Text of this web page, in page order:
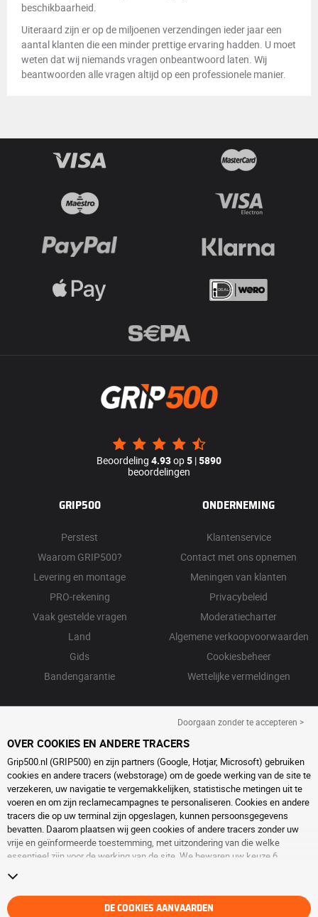
beschikbaarheid.
Uiteraard zijn er op de miljoenen verzendingen ieder jaar een
aantal klanten die een minder prettige ervaring hadden. U moet
weten dat wij niemands vragen onbeantwoord laten. Wij
beantwoorden alle vragen altijd op een professionele manier.
Beoordeling 4.93op5 |5890
beoordelingen
GRIP500
Perstest
Waarom GRIP500?
Levering en montage
PRO-rekening
Vaak gestelde vragen
Land
Gids
Bandengarantie
ONDERNEMING
Klantenservice
Contact met ons opnemen
Meningen van klanten
Privacybeleid
Moderatiecharter
Algemene verkoopvoorwaarden
Cookiesbeheer
Wettelijke vermeldingen
Doorgaan zonder te accepteren >
OVER COOKIES EN ANDERE TRACERS
Grip500.nl (GRIP500) en zijn partners (Google, Hotjar, Microsoft) gebruiken
cookies en andere tracers (webstorage) om de goede werking van de site te
verzekeren, uw navigatie te vergemakkelijken, statistische metingen uit te
voeren en om zijn reclamecampagnes te personaliseren. Cookies en andere
tracers die op uw terminal zijn opgeslagen, kunnen persoonsgegevens
bevatten. Daarom plaatsen wij geen cookies of andere tracers zonder uw
vrije en geïnformeerde toestemming, met uitzondering van die welke
essentieel zijn voor de werking van de site. We bewaren uw keuze 6
pagina over
verder te surfen zonder het deponeren van cookies of andere tracers te
aanvaarden. Weigering verhindert de toegang tot diensten niet GRIP500.
DE COOKIES AANVAARDEN